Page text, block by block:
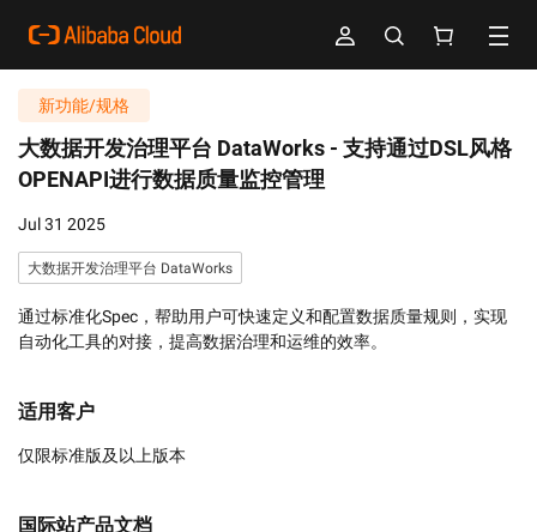
新功能/规格
大数据开发治理平台 DataWorks - 支持通过DSL风格
OPENAPI进行数据质量监控管理
Jul 31 2025
大数据开发治理平台 DataWorks
通过标准化Spec，帮助用户可快速定义和配置数据质量规则，实现
自动化工具的对接，提高数据治理和运维的效率。
适用客户
仅限标准版及以上版本
国际站产品文档